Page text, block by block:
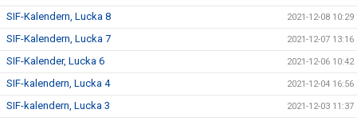
SIF-Kalendern, Lucka 8 2021-12-08 10:29
SIF-Kalendern, Lucka 7 2021-12-07 13:16
SIF-Kalender, Lucka 6 2021-12-06 10:42
SIF-kalendern, Lucka 4 2021-12-04 16:56
SIF-kalendern, Lucka 3 2021-12-03 11:37